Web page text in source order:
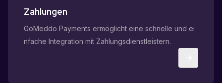
Zahlungen
GoMeddo Payments ermöglicht eine schnelle und ei
nfache Integration mit Zahlungsdienstleistern.